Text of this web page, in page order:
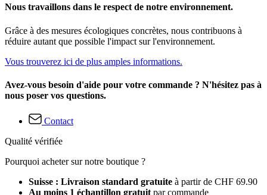
Nous travaillons dans le respect de notre environnement.
Grâce à des mesures écologiques concrètes, nous contribuons à
réduire autant que possible l'impact sur l'environnement.
Vous trouverez ici de plus amples informations.
Avez-vous besoin d'aide pour votre commande ? N'hésitez pas à
nous poser vos questions.
Contact
Qualité vérifiée
Pourquoi acheter sur notre boutique ?
Suisse : Livraison standard gratuite à partir de CHF 69.90
Au moins 1 échantillon gratuit par commande